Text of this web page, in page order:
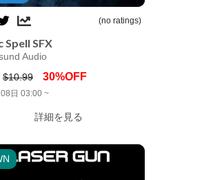
(no ratings)
Spell SFX
Audio
$10.99 30%OFF
日 03:00 ~
詳細を見る
Jump AssetStore